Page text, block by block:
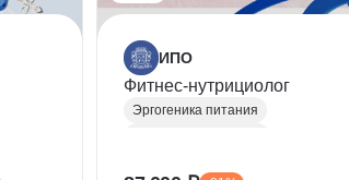
ИПО
Фитнес-нутрициолог
Эргогеника питания